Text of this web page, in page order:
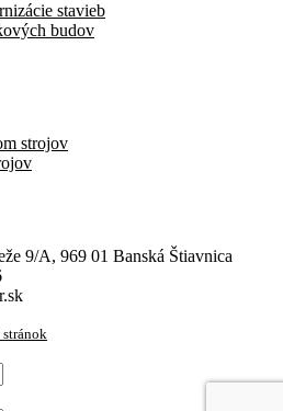
stavieb
budov
strojov
9/A, 969 01 Banská Štiavnica